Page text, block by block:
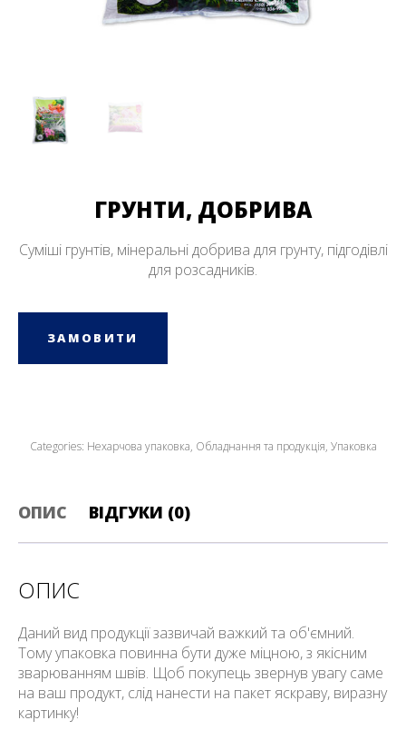
ГРУНТИ, ДОБРИВА
Суміші грунтів, мінеральні добрива для грунту, підгодівлі
для розсадників.
ЗАМОВИТИ
Categories: Нехарчова упаковка, Обладнання та продукція, Упаковка
ОПИС ВІДГУКИ (0)
ОПИС
Даний вид продукції зазвичай важкий та об'ємний.
Тому упаковка повинна бути дуже міцною, з якісним
зварюванням швів. Щоб покупець звернув увагу саме
на ваш продукт, слід нанести на пакет яскраву, виразну
картинку!